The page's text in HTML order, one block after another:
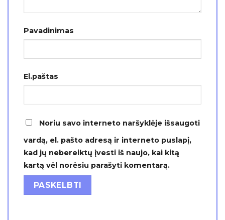
Pavadinimas
El.paštas
Noriu savo interneto naršyklėje išsaugoti
vardą, el. pašto adresą ir interneto puslapį,
kad jų nebereiktų įvesti iš naujo, kai kitą
kartą vėl norėsiu parašyti komentarą.